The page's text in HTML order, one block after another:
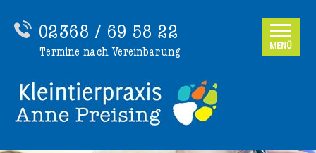
02368 / 69 58 22
Termine nach Vereinbarung
MENÜ